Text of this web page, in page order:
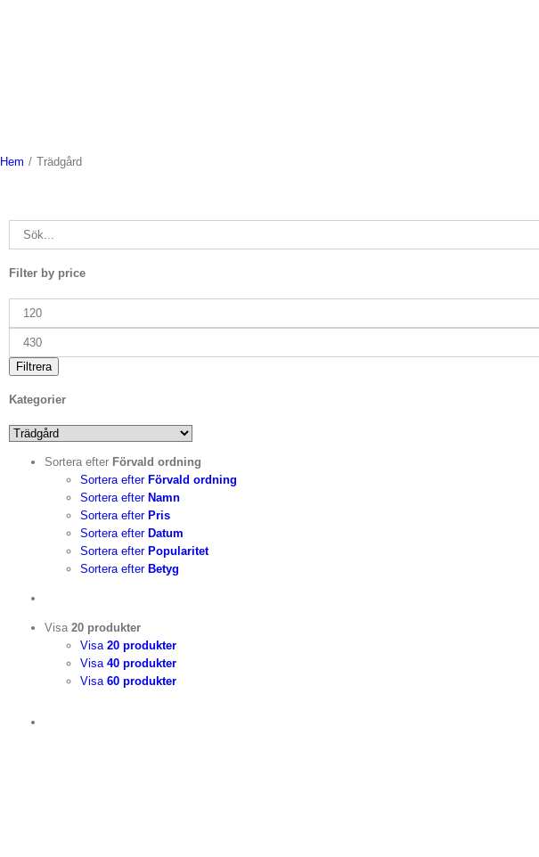
Hem / Trädgård
Filter by price
Min
Max
Filtrera
Kategorier
Sortera efter Förvald ordning
Sortera efter Förvald ordning
Sortera efter Namn
Sortera efter Pris
Sortera efter Datum
Sortera efter Popularitet
Sortera efter Betyg
Visa 20 produkter
Visa 20 produkter
Visa 40 produkter
Visa 60 produkter